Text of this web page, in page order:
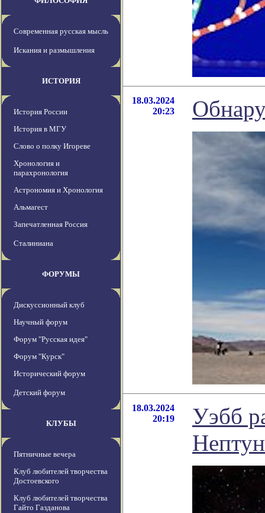
Современная русская мысль
Искания и размышления
ИСТОРИЯ
История России
История в МГУ
Слово о полку Игореве
Хронология и
парахронология
Астрономия и Хронология
Альмагест
Запечатленная Россия
Сталиниана
ФОРУМЫ
Дискуссионный клуб
Научный форум
Форум "Русская идея"
Форум "Курск"
Исторический форум
Детский форум
КЛУБЫ
Пятничные вечера
Клуб любителей творчества
Достоевского
Клуб любителей творчества
Гайто Газданова
18.03.2024
20:23
18.03.2024
20:19
Уэбб